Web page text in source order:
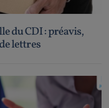
du CDI : préavis,
lettres